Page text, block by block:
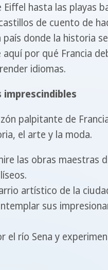
hasta las playas
de cuento de
país donde la historia
por qué Francia
idiomas.
palpitante de
el arte y la moda.
las obras maestras
artístico de la
sus
el río Sena y